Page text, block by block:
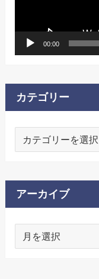
00:00
カテゴリー
ー
アーカイブ